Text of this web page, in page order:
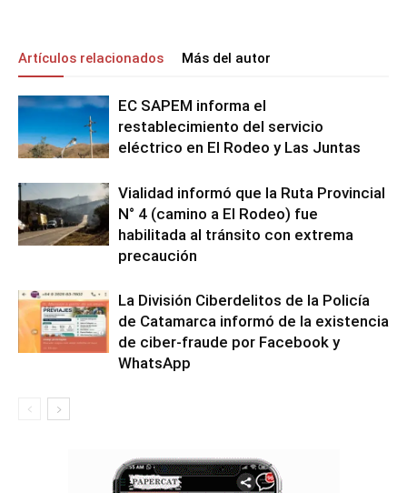
Artículos relacionados Más del autor
EC SAPEM informa el
restablecimiento del servicio
eléctrico en El Rodeo y Las Juntas
Vialidad informó que la Ruta Provincial
N° 4 (camino a El Rodeo) fue
habilitada al tránsito con extrema
precaución
La División Ciberdelitos de la Policía
de Catamarca informó de la existencia
de ciber-fraude por Facebook y
WhatsApp